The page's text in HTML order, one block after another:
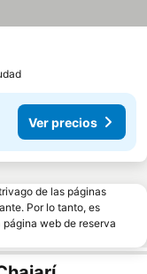
Ver precios
de las páginas
Por lo tanto, es
web de reserva